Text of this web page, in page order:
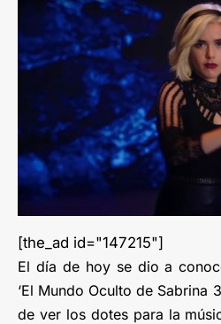
[the_ad id="147215"]
El día de hoy se dio a
‘El Mundo Oculto de Sabrina
de ver los dotes para la